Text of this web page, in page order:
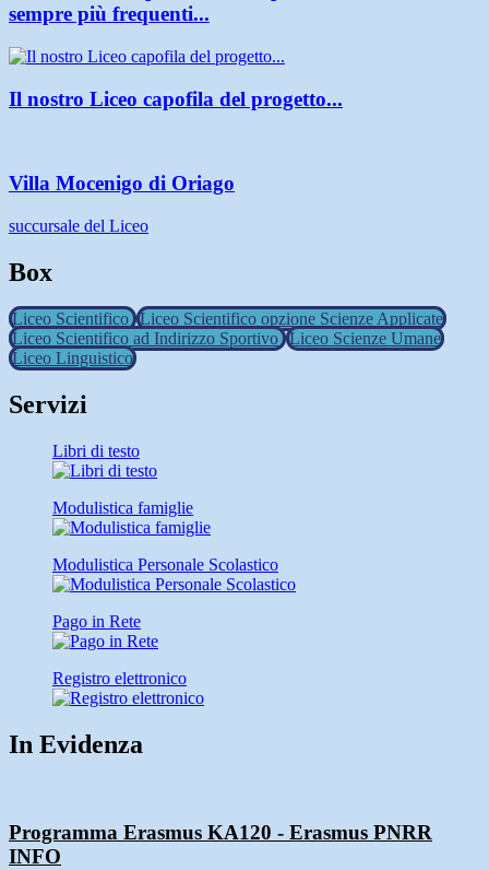
sempre più frequenti...
Il nostro Liceo capofila del progetto...
Villa Mocenigo di Oriago
succursale del Liceo
Box
Liceo Scientifico Liceo Scientifico opzione Scienze Applicate
Liceo Scientifico ad Indirizzo Sportivo Liceo Scienze Umane
Liceo Linguistico
Servizi
Libri di testo
Modulistica famiglie
Modulistica Personale Scolastico
Pago in Rete
Registro elettronico
In Evidenza
Programma Erasmus KA120 - Erasmus PNRR
INFO